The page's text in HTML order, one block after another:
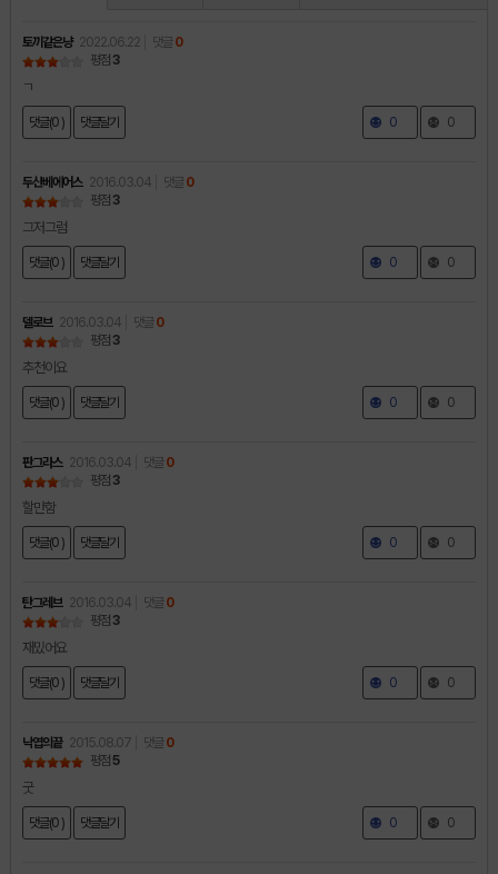
토끼같은냥 2022.06.22 댓글 0
평점 3
ㄱ
댓글(0 ) 댓글달기 0 0
두산베에어스 2016.03.04 댓글 0
평점 3
그저그럼
댓글(0 ) 댓글달기 0 0
델로브 2016.03.04 댓글 0
평점 3
추천이요
댓글(0 ) 댓글달기 0 0
판그라스 2016.03.04 댓글 0
평점 3
할만함
댓글(0 ) 댓글달기 0 0
탄그레브 2016.03.04 댓글 0
평점 3
재밌어요
댓글(0 ) 댓글달기 0 0
낙엽의끝 2015.08.07 댓글 0
평점 5
굿
댓글(0 ) 댓글달기 0 0